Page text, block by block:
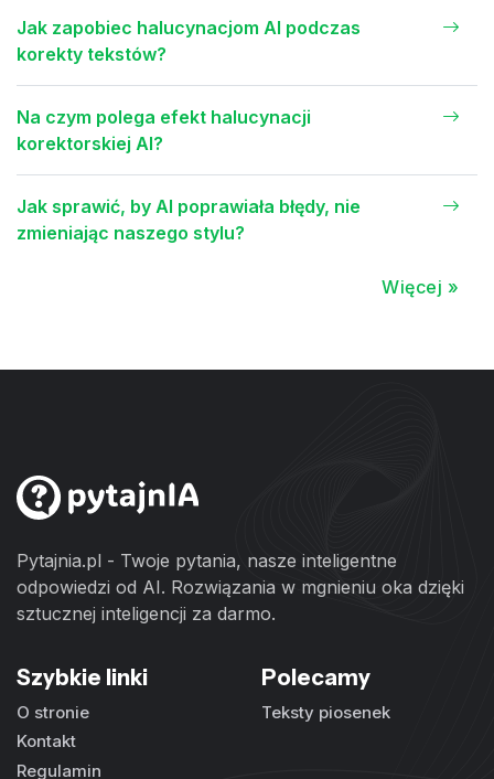
Jak zapobiec halucynacjom AI podczas
korekty tekstów?
Na czym polega efekt halucynacji
korektorskiej AI?
Jak sprawić, by AI poprawiała błędy, nie
zmieniając naszego stylu?
Więcej »
Pytajnia.pl - Twoje pytania, nasze inteligentne
odpowiedzi od AI. Rozwiązania w mgnieniu oka dzięki
sztucznej inteligencji za darmo.
Szybkie linki
O stronie
Kontakt
Regulamin
Polecamy
Teksty piosenek